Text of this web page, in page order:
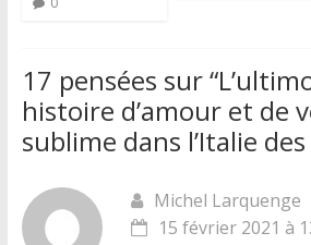
17 pensées sur “
histoire d’amour et de
sublime dans l’Italie des
Michel Larquenge
15 février 2021 à